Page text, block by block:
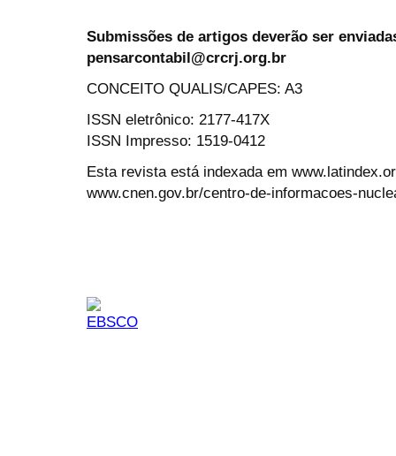
Submissões de artigos deverão ser
pensarcontabil@crcrj.org.br
CONCEITO QUALIS/CAPES: A3
ISSN eletrônico: 2177-417X
ISSN Impresso: 1519-0412
Esta revista está indexada em
www.cnen.gov.br/centro-de-informacoes-